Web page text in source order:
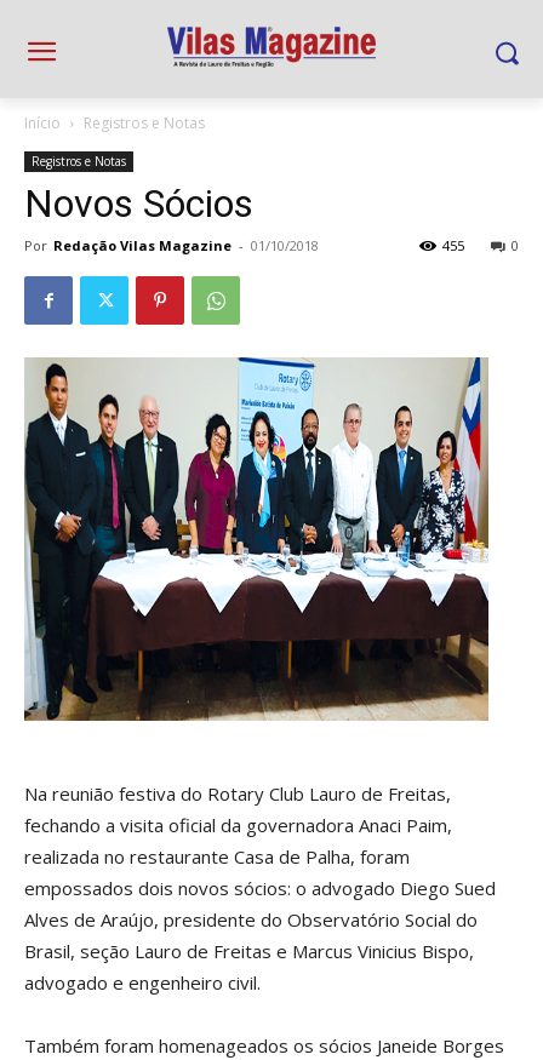
Início Registros e Notas
Registros e Notas
Novos Sócios
Por Redação Vilas Magazine - 01/10/2018 0
455
Na reunião festiva do Rotary Club Lauro de Freitas,
fechando a visita oficial da governadora Anaci Paim,
realizada no restaurante Casa de Palha, foram
empossados dois novos sócios: o advogado Diego Sued
Alves de Araújo, presidente do Observatório Social do
Brasil, seção Lauro de Freitas e Marcus Vinicius Bispo,
advogado e engenheiro civil.
Também foram homenageados os sócios Janeide Borges